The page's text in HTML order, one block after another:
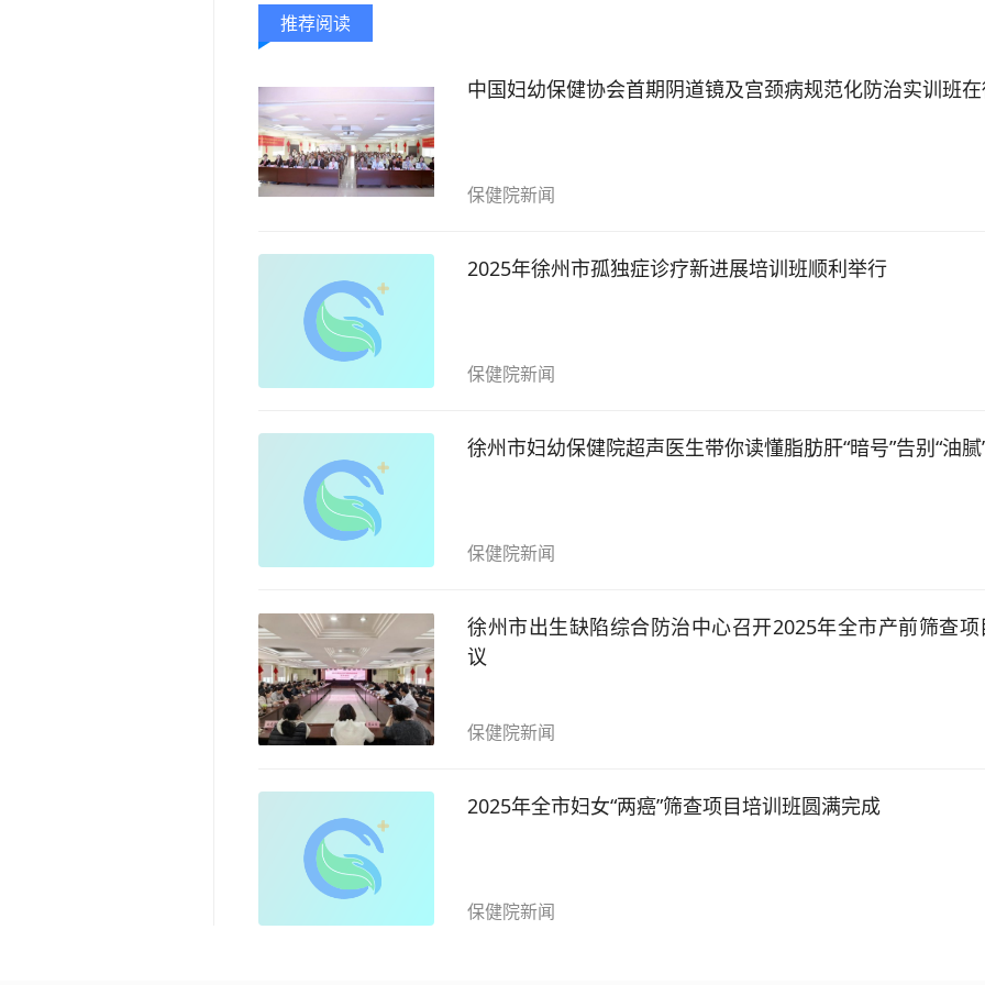
推荐阅读
中国妇幼保健协会首期阴道镜及宫颈病规范化防治实训班
保健院新闻
2025年徐州市孤独症诊疗新进展培训班顺利举行
保健院新闻
徐州市妇幼保健院超声医生带你读懂脂肪肝“暗号”告别“油腻
保健院新闻
徐州市出生缺陷综合防治中心召开2025年全市产前筛查项
议
保健院新闻
2025年全市妇女“两癌”筛查项目培训班圆满完成
保健院新闻